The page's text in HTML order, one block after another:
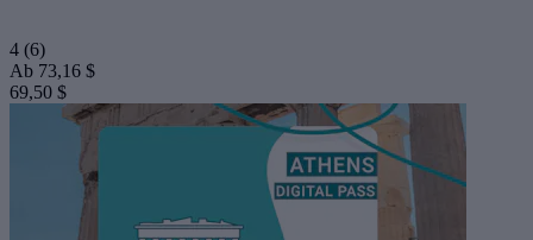
4 (6)
Ab 73,16 $
69,50 $